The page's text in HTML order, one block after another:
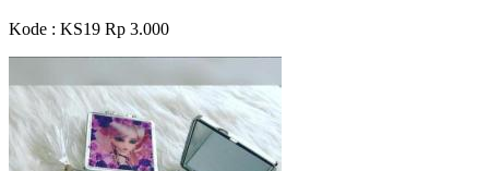
Kode : KS19 Rp 3.000